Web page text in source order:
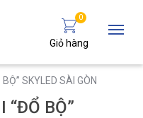
0
Giỏ hàng
SKYLED SÀI GÒN
“ĐỔ BỘ”